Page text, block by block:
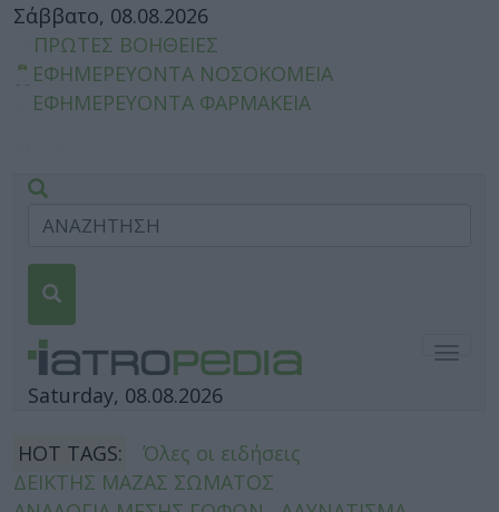
Σάββατο, 08.08.2026
ΠΡΩΤΕΣ ΒΟΗΘΕΙΕΣ
ΕΦΗΜΕΡΕΥΟΝΤΑ ΝΟΣΟΚΟΜΕΙΑ
ΕΦΗΜΕΡΕΥΟΝΤΑ ΦΑΡΜΑΚΕΙΑ
Saturday, 08.08.2026
HOT TAGS:
Όλες οι ειδήσεις
ΔΕΙΚΤΗΣ ΜΑΖΑΣ ΣΩΜΑΤΟΣ